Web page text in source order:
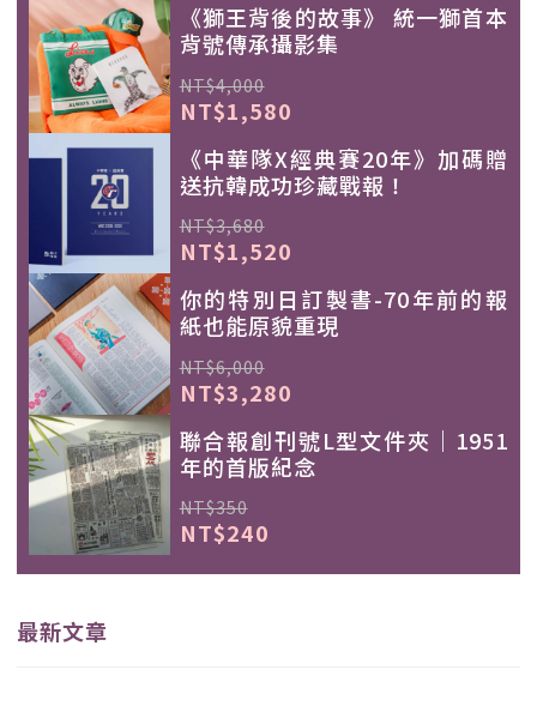
《獅王背後的故事》 統一獅首本
背號傳承攝影集
NT$4,000
NT$1,580
《中華隊X經典賽20年》加碼贈
送抗韓成功珍藏戰報！
NT$3,680
NT$1,520
你的特別日訂製書-70年前的報
紙也能原貌重現
NT$6,000
NT$3,280
聯合報創刊號L型文件夾｜1951
年的首版紀念
NT$350
NT$240
最新文章